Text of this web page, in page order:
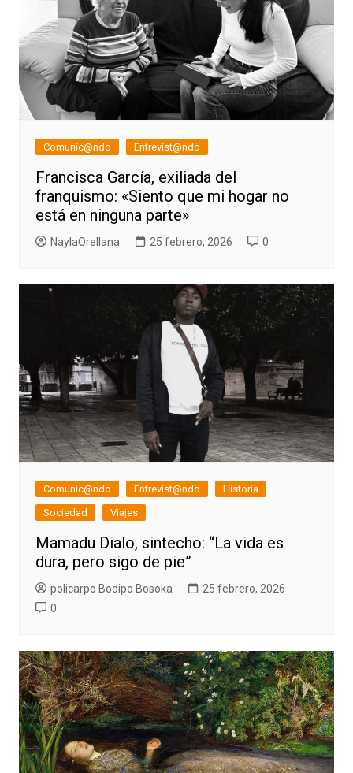
Comunic@ndo Entrevist@ndo
Francisca García, exiliada del
franquismo: «Siento que mi hogar no
está en ninguna parte»
NaylaOrellana 25 febrero, 2026 0
Comunic@ndo Entrevist@ndo
Historia
Sociedad
Viajes
Mamadu Dialo, sintecho: “La vida es
dura, pero sigo de pie”
policarpo Bodipo Bosoka
25 febrero, 2026
0